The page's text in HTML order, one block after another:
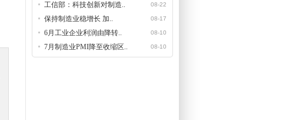
08-22
工信部：科技创新对制造..
08-17
保持制造业稳增长 加..
08-10
6月工业企业利润由降转..
08-10
7月制造业PMI降至收缩区..